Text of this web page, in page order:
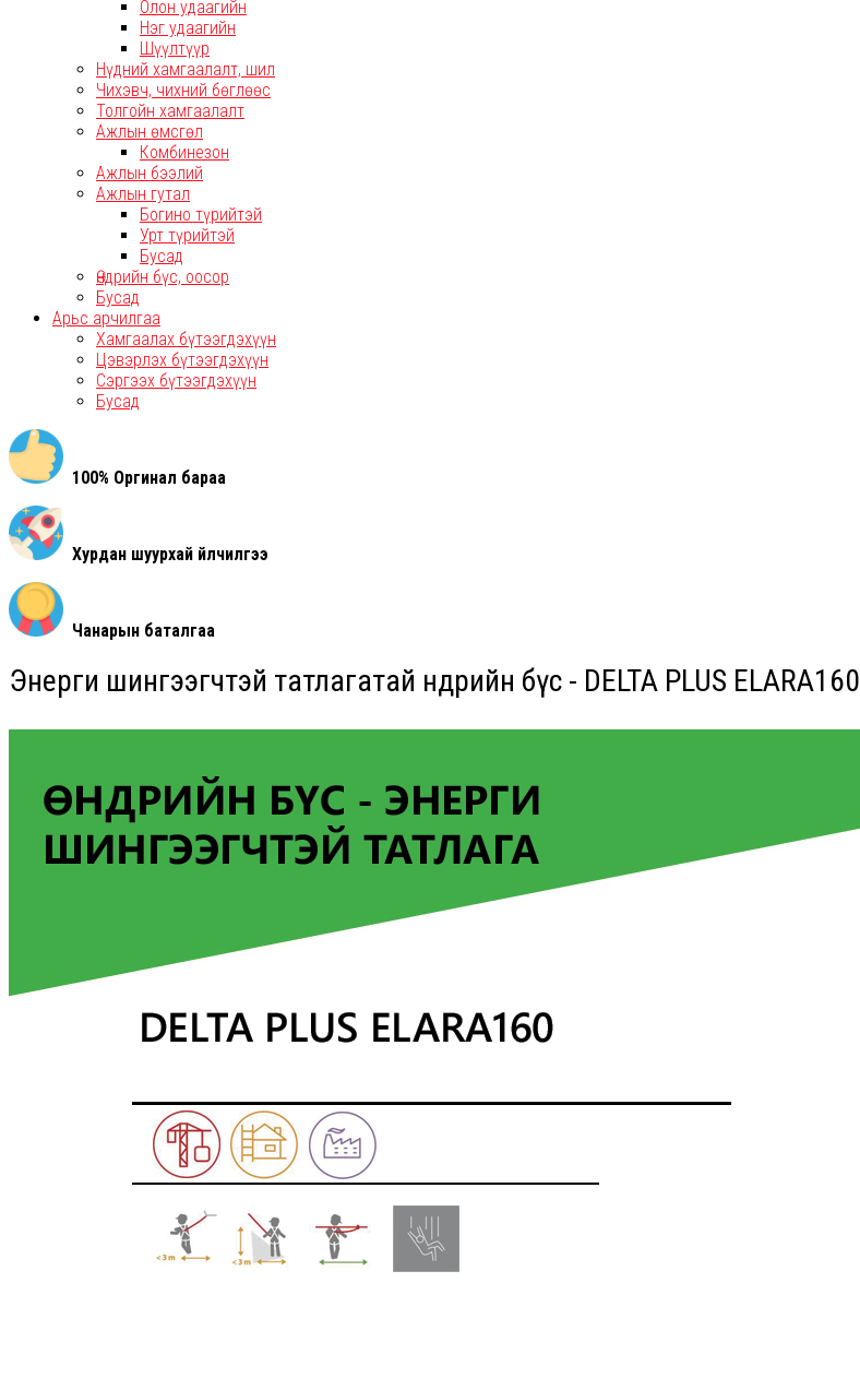
Олон удаагийн
Нэг удаагийн
Шүүлтүүр
Нүдний хамгаалалт, шил
Чихэвч, чихний бөглөөс
Толгойн хамгаалалт
Ажлын өмсгөл
Комбинезон
Ажлын бээлий
Ажлын гутал
Богино түрийтэй
Урт түрийтэй
Бусад
Өндрийн бүс, оосор
Бусад
Арьс арчилгаа
Хамгаалах бүтээгдэхүүн
Цэвэрлэх бүтээгдэхүүн
Сэргээх бүтээгдэхүүн
Бусад
100% Оргинал бараа
Хурдан шуурхай үйлчилгээ
Чанарын баталгаа
Энерги шингээгчтэй татлагатай өндрийн бүс - DELTA PLUS ELARA160